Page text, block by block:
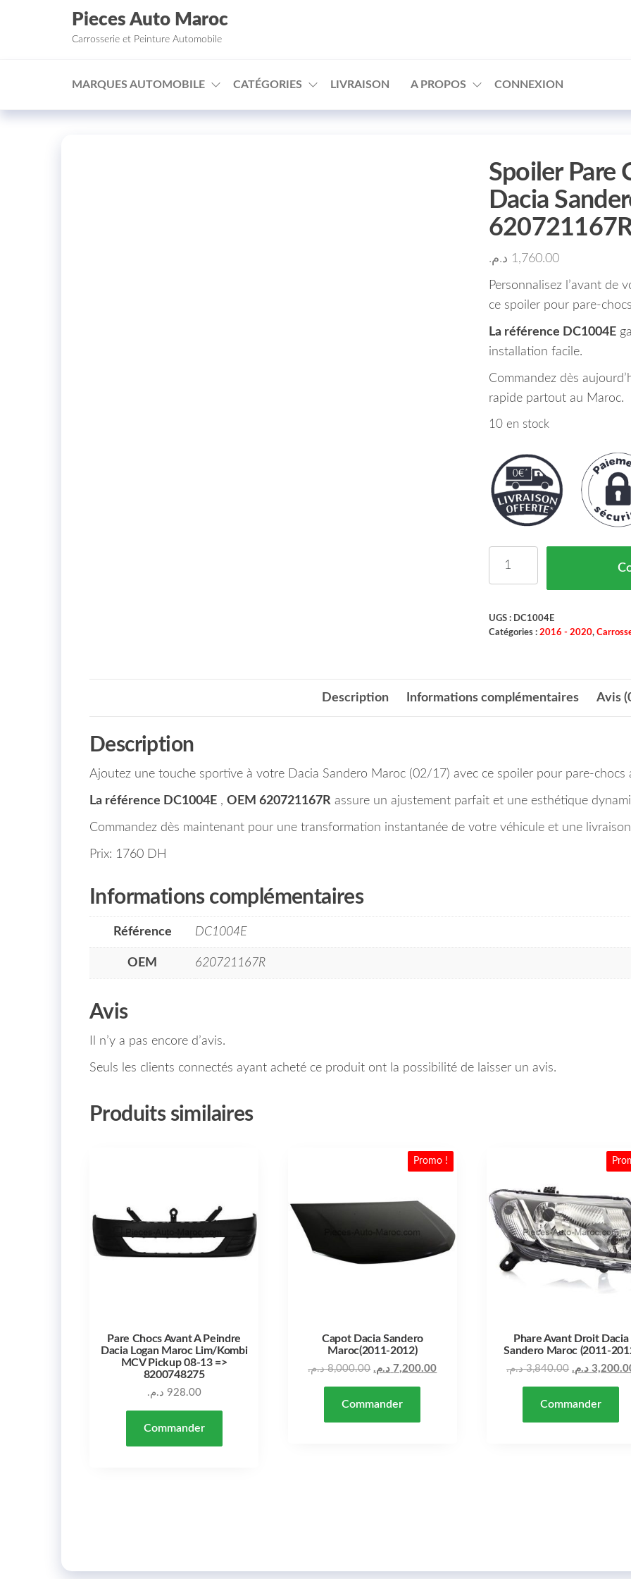
□
Aller au contenu
Pieces Auto Maroc
Carrosserie et Peinture Automobile
MARQUES AUTOMOBILE CATÉGORIES LIVRAISON A PROPOS CONNEXION
Spoiler Pare
Dacia
1,760.00 د.م.
Personnalisez l’avant de
ce spoiler pour pare-
La référence DC1004E
installation facile.
Commandez dès
rapide partout au Maroc.
10 en stock
UGS : DC1004E
Catégories : 2016 - 2020,
Description Informations complémentaires Avis
Description
Ajoutez une touche sportive à votre Dacia Sandero Maroc (02/17) avec ce spoiler pour pare-chocs
La référence DC1004E , OEM 620721167R assure un ajustement parfait et une esthétique
Commandez dès maintenant pour une transformation instantanée de votre véhicule et une
Prix: 1760 DH
Informations complémentaires
Référence DC1004E
OEM 620721167R
Avis
Il n’y a pas encore d’avis.
Seuls les clients connectés ayant acheté ce produit ont la possibilité de laisser un avis.
Produits similaires
Pare Chocs Avant A Peindre
Dacia Logan Maroc Lim/Kombi
MCV Pickup 08-13 =>
8200748275
928.00 د.م.
Commander
Promo !
Capot Dacia Sandero
Maroc(2011-2012)
8,000.00 د.م. Le prix initial était : 8,000.00 د.م.. 7,200.00 د.م. Le prix actuel est : 7,200.00 د.م..
Commander
Phare Avant Droit Dacia
Sandero Maroc (2011-
3,840.00 د.م. د.م.
Commander